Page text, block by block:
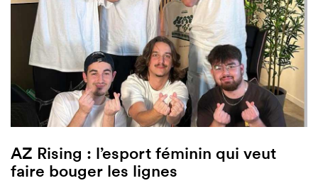
AZ Rising : l’esport féminin qui veut
faire bouger les lignes